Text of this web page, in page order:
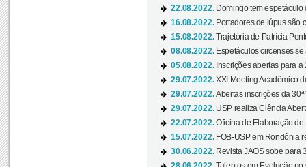
22.08.2022. Domingo tem espetáculo
16.08.2022. Portadores de lúpus são
15.08.2022.Trajetória de Patrícia
08.08.2022. Espetáculos circenses
05.08.2022. Inscrições abertas para a
29.07.2022.XXI Meeting Acadêmico
29.07.2022.Abertas inscrições da 30ª
29.07.2022. USP realiza Ciência
22.07.2022.Oficina de Elaboração de
15.07.2022. FOB-USP em Rondônia
30.06.2022. Revista JAOS sobe para